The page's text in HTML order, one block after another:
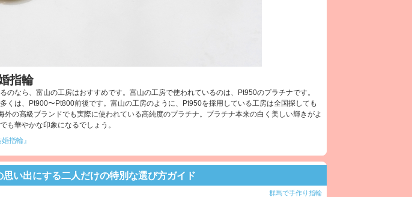
指輪
のなら、富山の工房はおすすめです。富山の工房で使われているのは、Pt950のプラチナです。
くは、Pt900〜Pt800前後です。富山の工房のように、Pt950を採用している工房は全国探しても
の高級ブランドでも実際に使われている高純度のプラチナ。プラチナ本来の白く美しい輝きがよ
も華やかな印象になるでしょう。
指輪』
い出にする二人だけの特別な選び方ガイド
群馬で手作り指輪